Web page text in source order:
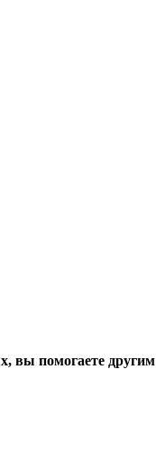
вы помогаете другим